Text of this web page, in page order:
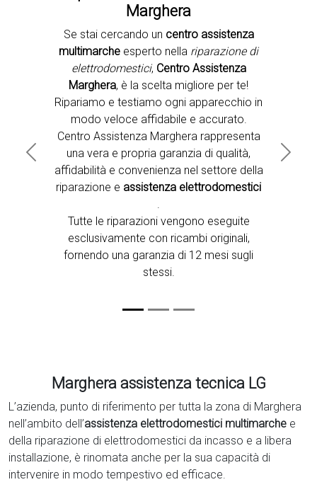
Second slide
Marghera
Se stai cercando un centro assistenza
multimarche esperto nella riparazione di
elettrodomestici, Centro Assistenza
Marghera, è la scelta migliore per te!
Ripariamo e testiamo ogni apparecchio in
modo veloce affidabile e accurato.
Centro Assistenza Marghera rappresenta
una vera e propria garanzia di qualità,
affidabilità e convenienza nel settore della
riparazione e assistenza elettrodomestici
.
Tutte le riparazioni vengono eseguite
esclusivamente con ricambi originali,
fornendo una garanzia di 12 mesi sugli
stessi.
Previous Next
Marghera assistenza tecnica LG
L’azienda, punto di riferimento per tutta la zona di Marghera
nell’ambito dell’assistenza elettrodomestici multimarche e
della riparazione di elettrodomestici da incasso e a libera
installazione, è rinomata anche per la sua capacità di
intervenire in modo tempestivo ed efficace.